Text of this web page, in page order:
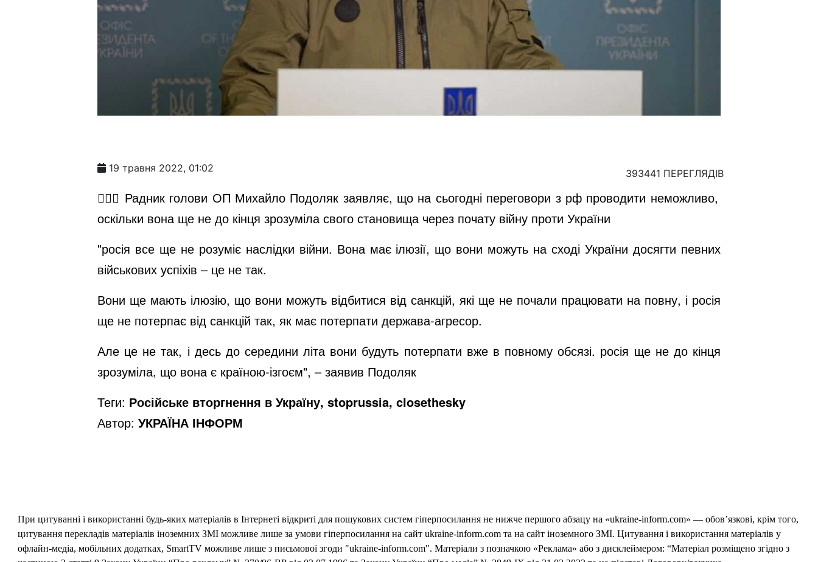
19 травня 2022, 01:02 393441 ПЕРЕГЛЯДІВ
🙅🏻‍♂️ Радник голови ОП Михайло Подоляк заявляє, що на сьогодні переговори з рф проводити неможливо,
оскільки вона ще не до кінця зрозуміла свого становища через почату війну проти України
"росія все ще не розуміє наслідки війни. Вона має ілюзії, що вони можуть на сході України досягти певних
військових успіхів – це не так.
Вони ще мають ілюзію, що вони можуть відбитися від санкцій, які ще не почали працювати на повну, і росія
ще не потерпає від санкцій так, як має потерпати держава-агресор.
Але це не так, і десь до середини літа вони будуть потерпати вже в повному обсязі. росія ще не до кінця
зрозуміла, що вона є країною-ізгоєм", – заявив Подоляк
Теги: Російське вторгнення в Україну, stoprussia, closethesky
Автор: УКРАЇНА ІНФОРМ
При цитуванні і використанні будь-яких матеріалів в Інтернеті відкриті для пошукових систем гіперпосилання не нижче першого абзацу на «ukraine-inform.com» — обов’язкові, крім того,
цитування перекладів матеріалів іноземних ЗМІ можливе лише за умови гіперпосилання на сайт ukraine-inform.com та на сайт іноземного ЗМІ. Цитування і використання матеріалів у
офлайн-медіа, мобільних додатках, SmartTV можливе лише з письмової згоди "ukraine-inform.com". Матеріали з позначкою «Реклама» або з дисклеймером: “Матеріал розміщено згідно з